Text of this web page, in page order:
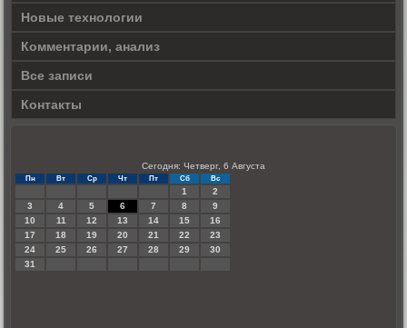
Новые технологии
Комментарии, анализ
Все записи
Контакты
Сегодня: Четверг, 6 Августа
Пн Вт Ср Чт Пт Сб Вс
1
2
3
4 5 6 7 8
9
10
11 12 13 14 15
16
17
18 19 20 21 22
23
24
25 26 27 28 29
30
31